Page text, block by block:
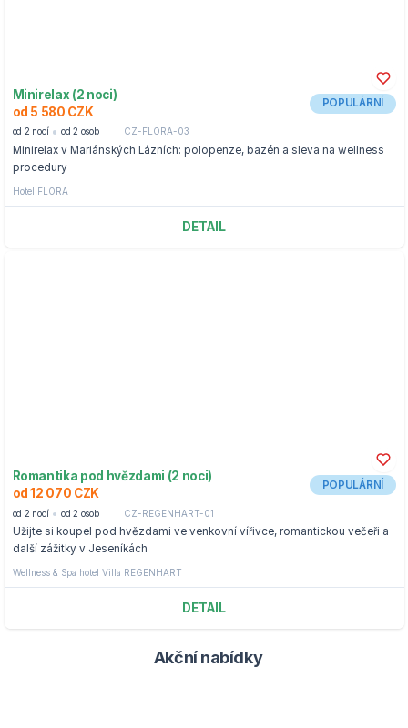
Minirelax (2 noci)
od 5 580 CZK
POPULÁRNÍ
od 2 nocí od 2 osob CZ-FLORA-03
Minirelax v Mariánských Lázních: polopenze, bazén a sleva na wellness
procedury
Hotel FLORA
DETAIL
Romantika pod hvězdami (2 noci)
od 12 070 CZK
POPULÁRNÍ
od 2 nocí od 2 osob CZ-REGENHART-01
Užijte si koupel pod hvězdami ve venkovní vířivce, romantickou večeři a
další zážitky v Jeseníkách
Wellness & Spa hotel Villa REGENHART
DETAIL
Akční nabídky